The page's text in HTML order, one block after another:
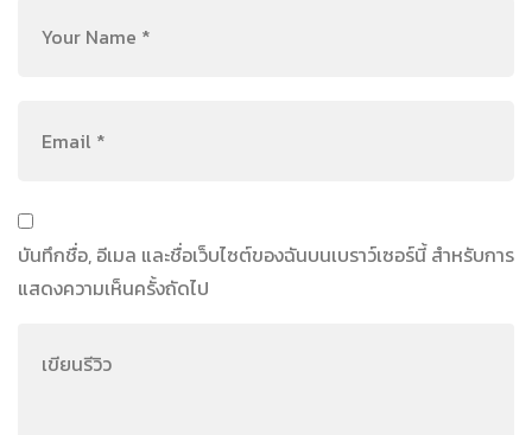
บันทึกชื่อ, อีเมล และชื่อเว็บไซต์ของฉันบนเบราว์เซอร์นี้ สำหรับการ
แสดงความเห็นครั้งถัดไป